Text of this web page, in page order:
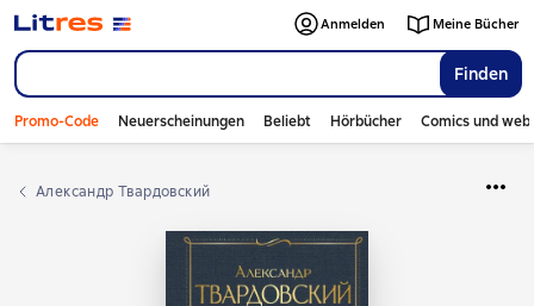
Finden
Anmelden Meine Bücher
Promo-Code Neuerscheinungen Beliebt Hörbücher Comics und
Александр Твардовский